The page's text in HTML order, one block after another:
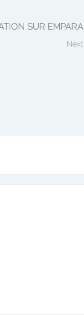
SUR EMPARA
Next